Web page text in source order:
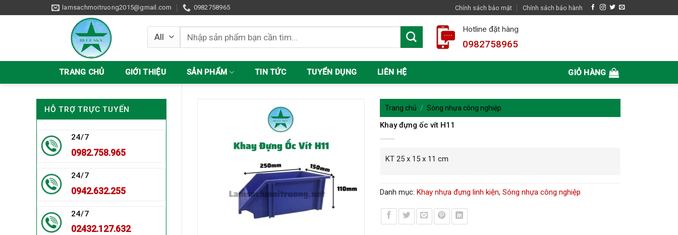
to
lamsachmoitruong2015@gmail.com 0982758965 Chính sách bảo mật Chính sách bảo hành
Tìm
kiếm:
Hotline đặt hàng
0982758965
TRANG CHỦ GIỚI THIỆU SẢN PHẨM TIN TỨC TUYỂN DỤNG LIÊN HỆ GIỎ HÀNG
HỖ TRỢ TRỰC TUYẾN
24/7
0982.758.965
24/7
0942.632.255
24/7
02432.127.632
Trang chủ / Sóng nhựa công nghiệp
Khay đựng ốc vít H11
KT 25 x 15 x 11 cm
Danh mục:Khay nhựa đựng linh kiện,Sóng nhựa công nghiệp